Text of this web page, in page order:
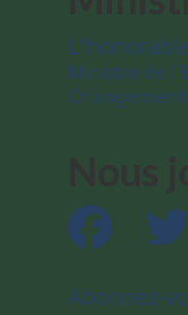
Ministre de
Abonnez-